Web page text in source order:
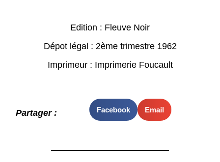
Edition : Fleuve Noir
Dépot légal : 2ème trimestre 1962
Imprimeur : Imprimerie Foucault
Partager : Facebook Email